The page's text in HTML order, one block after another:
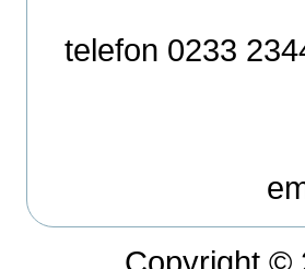
telefon 0233